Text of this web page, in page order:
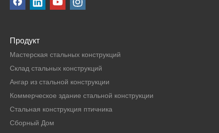
Продукт
Мастерская стальных конструкций
Склад стальных конструкций
Ангар из стальной конструкции
Коммерческое здание стальной конструкции
Стальная конструкция птичника
Сборный Дом